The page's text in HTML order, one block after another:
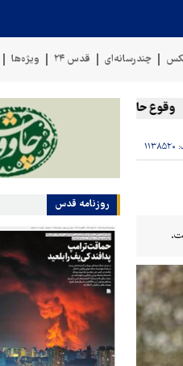
چندرسانه‌ای قدس ۲۴ ویژه‌ها
حادثه دریایی در سواحل عمان
۱۱۳۸۵۲۰
روزنامه قدس